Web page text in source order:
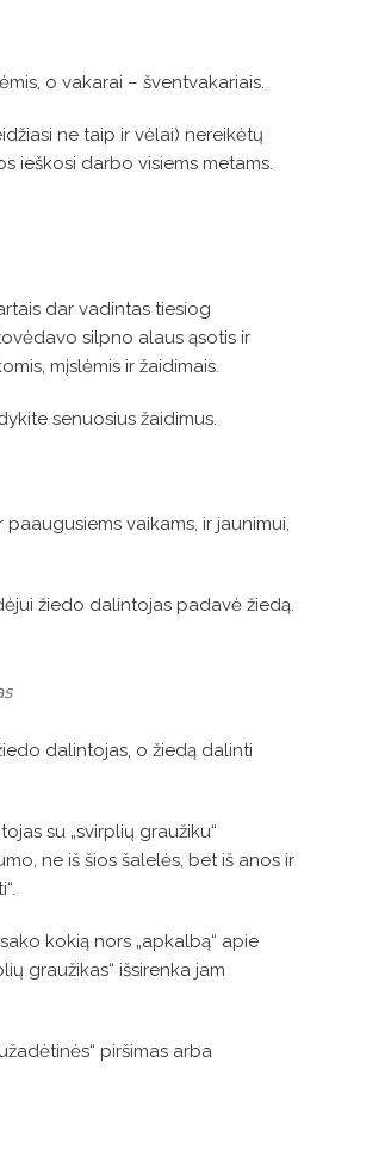
o vakarai – šventvakariais.
ne taip ir vėlai) nereikėtų
ieškosi darbo visiems metams.
dar vadintas tiesiog
silpno alaus ąsotis ir
mįslėmis ir žaidimais.
senuosius žaidimus.
vaikams, ir jaunimui,
žiedo dalintojas padavė žiedą.
dalintojas, o žiedą dalinti
su „svirplių graužiku“
ne iš šios šalelės, bet iš anos ir
kokią nors „apkalbą“ apie
graužikas“ išsirenka jam
piršimas arba